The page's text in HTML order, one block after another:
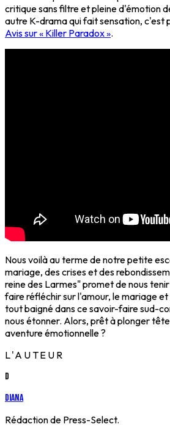
critique sans filtre et pleine d'émotion
autre K-drama qui fait sensation, c'est
Avis sur « Killer Paradox ».
Nous voilà au terme de notre petite
mariage, des crises et des
reine des Larmes" promet de nous
faire réfléchir sur l'amour, le mariage
tout baigné dans ce savoir-faire sud-
nous étonner. Alors, prêt à plonger
aventure émotionnelle ?
L'AUTEUR
D
Diana
Rédaction de Press-Select.